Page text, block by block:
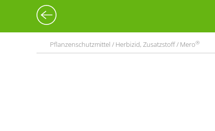
Pflanzenschutzmittel / Herbizid, Zusatzstoff / Mero®